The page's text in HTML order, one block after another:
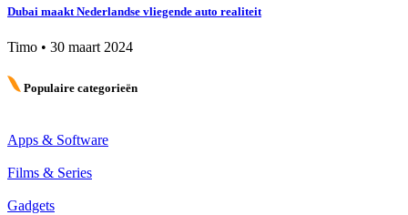
Dubai maakt Nederlandse vliegende auto realiteit
Timo • 30 maart 2024
Populaire categorieën
Apps & Software
Films & Series
Gadgets